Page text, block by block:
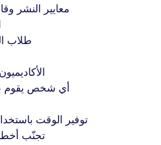
✔️ معايير النشر
- طلاب
-
- أي شخص يقوم
✔️ توفير الوقت
✔️ تجنّب